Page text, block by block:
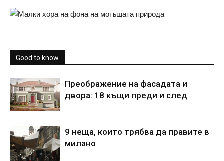
Good to know
Преображение на фасадата и
двора: 18 къщи преди и след
9 неща, които трябва да правите в
милано